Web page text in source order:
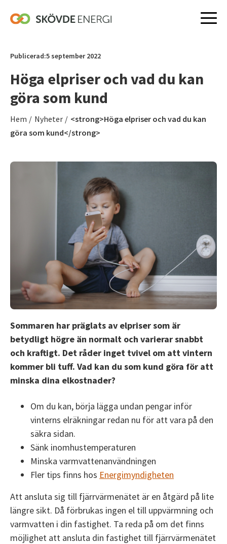
Publicerad:5 september 2022
Höga elpriser och vad du kan
göra som kund
Hem / Nyheter / <strong>Höga elpriser och vad du kan
göra som kund</strong>
Sommaren har präglats av elpriser som är
betydligt högre än normalt och varierar snabbt
och kraftigt. Det råder inget tvivel om att vintern
kommer bli tuff. Vad kan du som kund göra för att
minska dina elkostnader?
Om du kan, börja lägga undan pengar inför
vinterns elräkningar redan nu för att vara på den
säkra sidan.
Sänk inomhustemperaturen
Minska varmvattenanvändningen
Fler tips finns hos Energimyndigheten
Att ansluta sig till fjärrvärmenätet är en åtgärd på lite
längre sikt. Då förbrukas ingen el till uppvärmning och
varmvatten i din fastighet. Ta reda på om det finns
möjlighet att ansluta din fastighet till fjärrvärmenätet